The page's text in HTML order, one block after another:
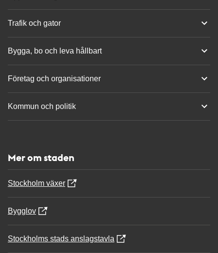
Trafik och gator
Bygga, bo och leva hållbart
Företag och organisationer
Kommun och politik
Mer om staden
Stockholm växer
Bygglov
Stockholms stads anslagstavla